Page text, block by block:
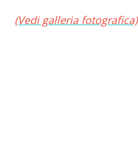
(Vedi galleria fotografica)